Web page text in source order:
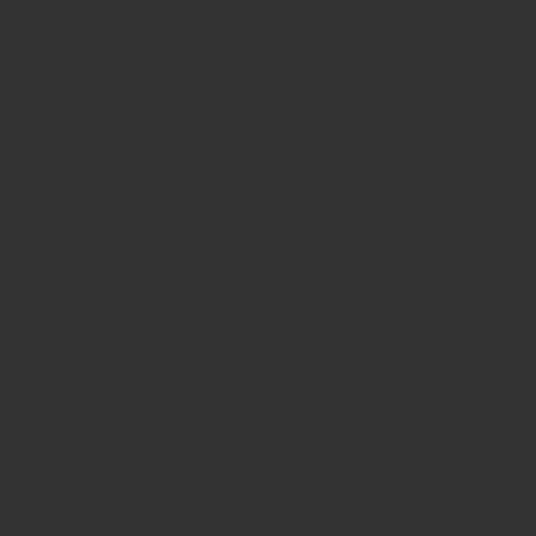
Bij Selectra Hengelo vindt u een uitgebreid